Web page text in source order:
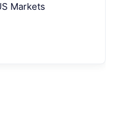
Markets